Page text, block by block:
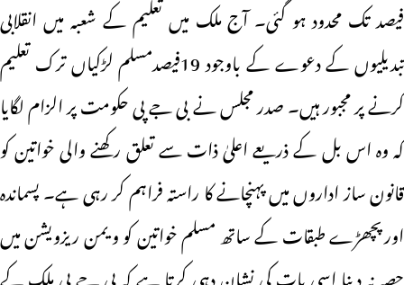
فیصد تک محدود ہو گئی۔ آج ملک میں تعلیم کے شعبہ میں انقلابی
تبدیلیوں کے دعوے کے باوجود 19فیصدمسلم لڑکیاں ترک تعلیم
کرنے پر مجبور ہیں۔ صدر مجلس نے بی جے پی حکومت پر الزام لگایا
کہ وہ اس بل کے ذریعے اعلیٰ ذات سے تعلق رکھنے والی خواتین کو
قانون ساز اداروں میں پہنچانے کا راستہ فراہم کر رہی ہے۔ پسماندہ
اورپچھڑے طبقات کے ساتھ مسلم خواتین کو ویمن ریزویشن میں
حصہ نہ دینا اسی بات کی نشان دہی کرتا ہے کہ بی جے پی ملک کے